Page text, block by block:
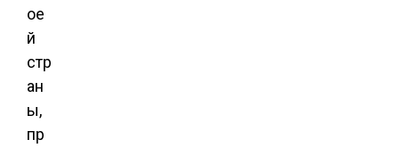
ое
й
стр
ан
ы,
пр